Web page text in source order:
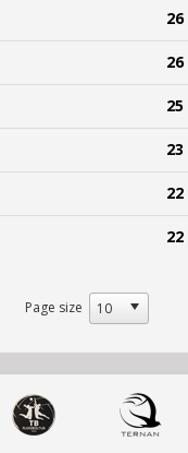
26
26
25
23
22
22
Page size